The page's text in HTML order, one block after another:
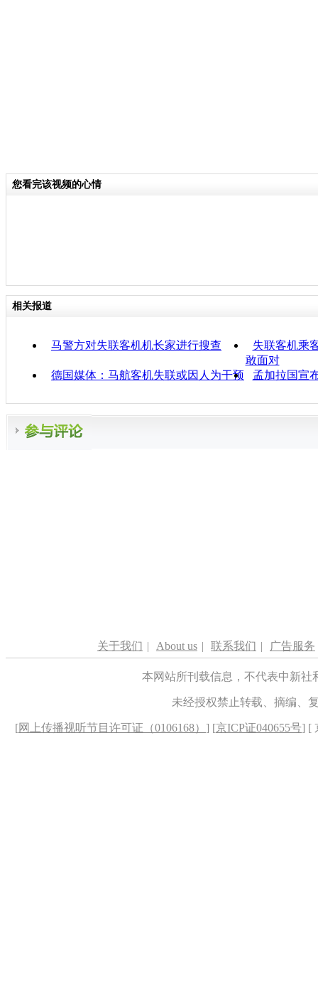
您看完该视频的心情
相关报道
马警方对失联客机机长家进行搜查
失联客机乘
敢面对
德国媒体：马航客机失联或因人为干预
孟加拉国宣
关于我们 | About us | 联系我们 | 广告服务
本网站所刊载信息，不代表中新
未经授权禁止转载、摘编、
[网上传播视听节目许可证（0106168） ] [京ICP证040655号] [